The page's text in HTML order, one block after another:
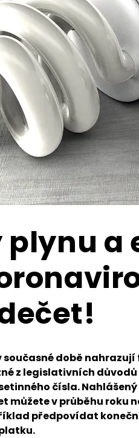
plynu a
době
z legislativních
čísla.
můžete v průběhu roku
předpovídat